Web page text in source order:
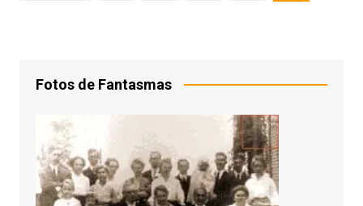
Fotos de Fantasmas